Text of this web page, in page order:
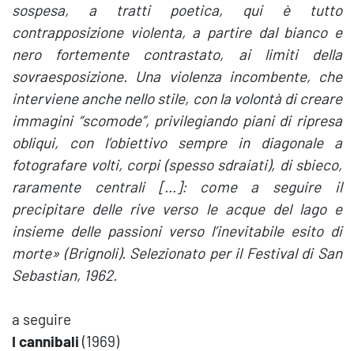
sospesa, a tratti poetica, qui è tutto
contrapposizione violenta, a partire dal bianco e
nero fortemente contrastato, ai limiti della
sovraesposizione. Una violenza incombente, che
interviene anche nello stile, con la volontà di creare
immagini “scomode”, privilegiando piani di ripresa
obliqui, con l’obiettivo sempre in diagonale a
fotografare volti, corpi (spesso sdraiati), di sbieco,
raramente centrali […]: come a seguire il
precipitare delle rive verso le acque del lago e
insieme delle passioni verso l’inevitabile esito di
morte» (Brignoli). Selezionato per il Festival di San
Sebastian, 1962.
a seguire
I cannibali (1969)